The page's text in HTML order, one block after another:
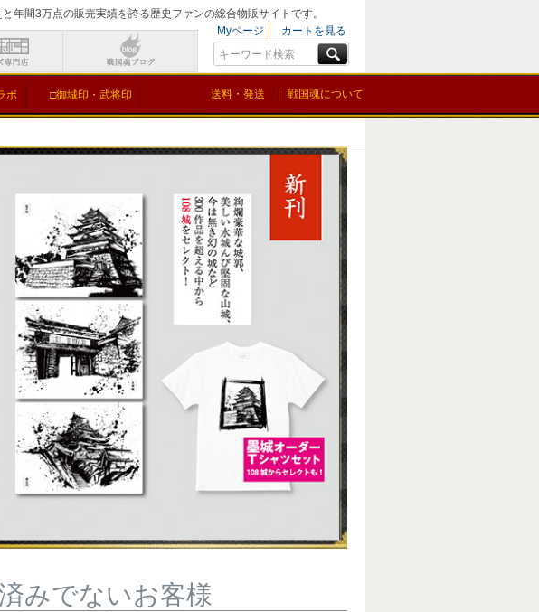
年間3万点の販売実績を誇る歴史ファンの総合物販サイトです。
Myページ
カートを見る
ボ □御城印・武将印 送料・発送 戦国魂について
みでないお客様